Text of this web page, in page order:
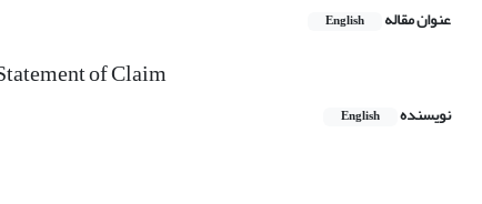
عنوان مقاله English
of Claim
نویسنده English